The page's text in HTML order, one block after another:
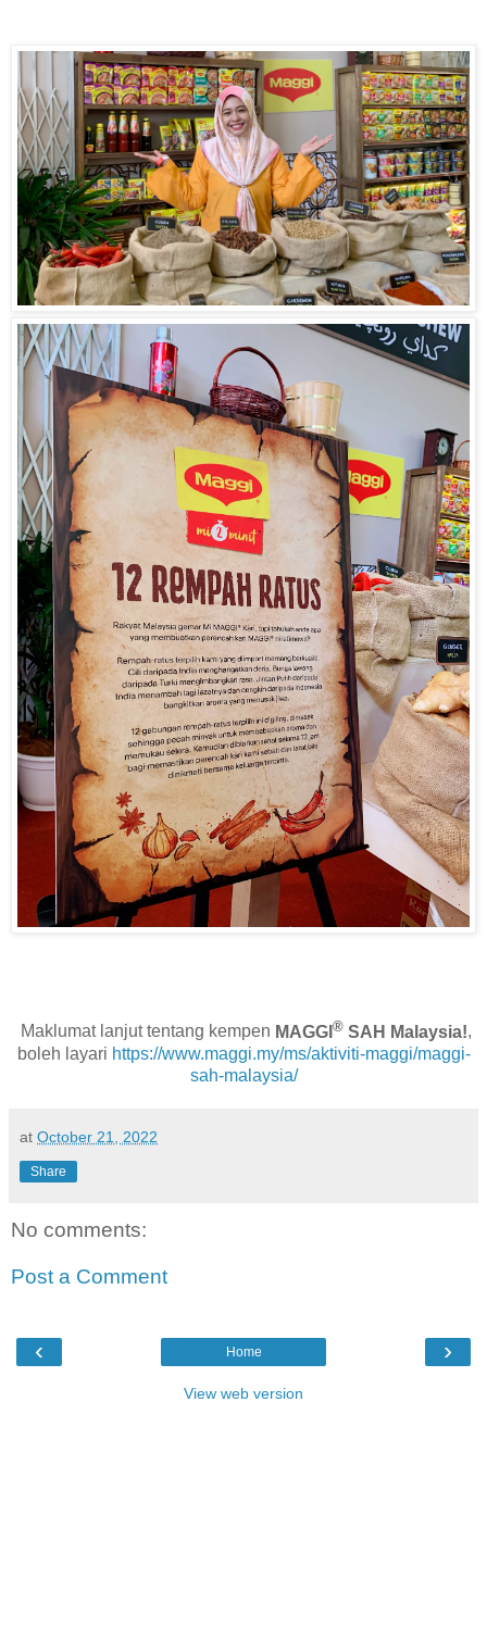
Maklumat lanjut tentang kempen MAGGI ® SAH Malaysia!,
boleh layari https://www.maggi.my/ms/aktiviti-maggi/maggi-
sah-malaysia/
at October 21, 2022
Share
No comments:
Post a Comment
‹ ›
Home
View web version